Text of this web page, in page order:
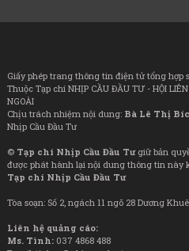
Giấy phép trang thông tin điện tử tổng hợp
Thuộc Tạp chí NHỊP CẦU ĐẦU TƯ - HỘI
NGOÀI
Chịu trách nhiệm nội dung: Bà Lê Thị
Nhịp Cầu Đầu Tư
© Tạp chí Nhịp Cầu Đầu Tưgiữ bản
được phát hành lại nội dung thông tin này
Tạp chí Nhịp Cầu Đầu Tư
Tòa soạn: Số 2, ngách 11 ngõ 28 Dương
Liên hệ quảng cáo:
Ms. Tình: 037 4868 488